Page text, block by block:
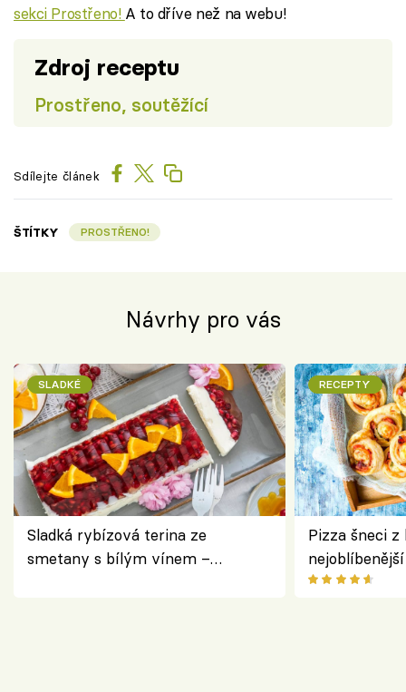
sekci Prostřeno! A to dříve než na webu!
Zdroj receptu
Prostřeno, soutěžící
Sdílejte článek
ŠTÍTKY PROSTŘENO!
Návrhy pro vás
SLADKÉ
Sladká rybízová terina ze
smetany s bílým vínem –
RECEPTY
Pizza šneci